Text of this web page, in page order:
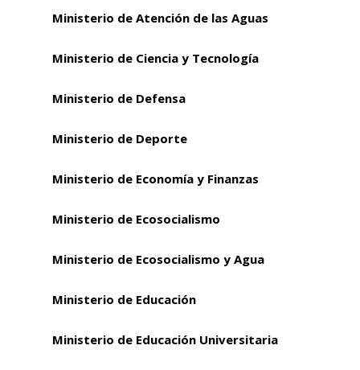
Ministerio de Atención de las Aguas
Ministerio de Ciencia y Tecnología
Ministerio de Defensa
Ministerio de Deporte
Ministerio de Economía y Finanzas
Ministerio de Ecosocialismo
Ministerio de Ecosocialismo y Agua
Ministerio de Educación
Ministerio de Educación Universitaria